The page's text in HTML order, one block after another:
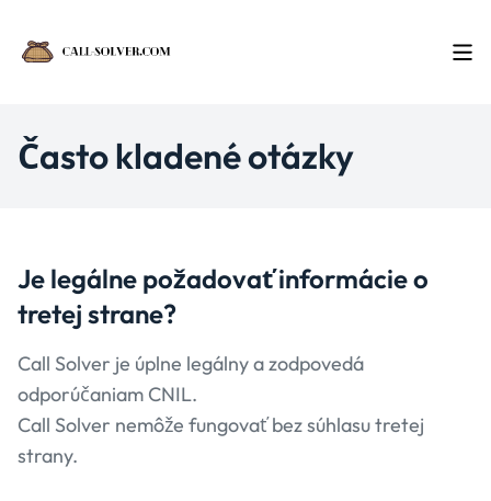
Často kladené otázky
Je legálne požadovaťinformácie o
tretej strane?
Call Solver je úplne legálny a zodpovedá
odporúčaniam CNIL.
Call Solver nemôže fungovať bez súhlasu tretej
strany.